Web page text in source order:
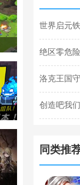
世界启元
阵容搭配
绝区零危
任务完成
洛克王国
关攻略
创造吧我
同类推